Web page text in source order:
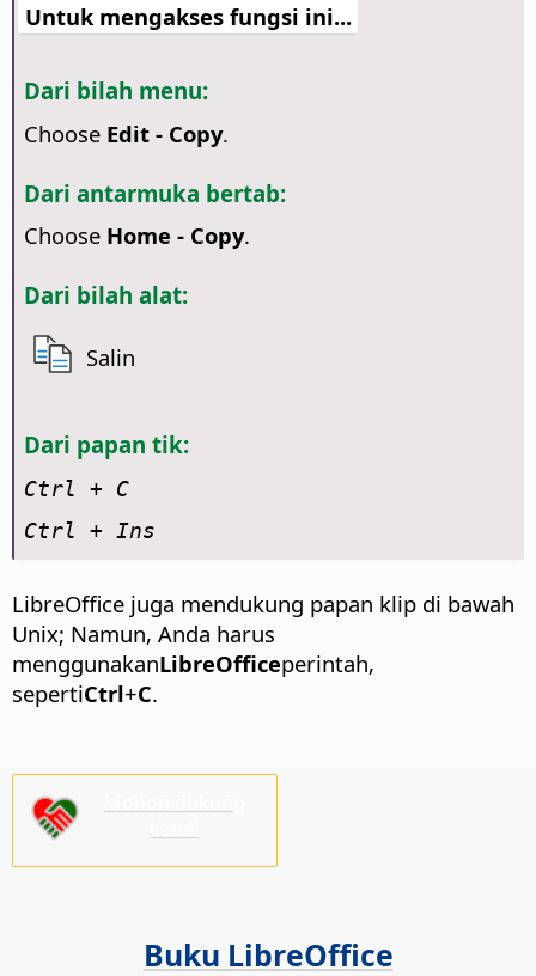
Untuk mengakses fungsi ini...
Dari bilah menu:
Choose Edit - Copy.
Dari antarmuka bertab:
Choose Home - Copy.
Dari bilah alat:
Salin
Dari papan tik:
Ctrl + C
Ctrl + Ins
LibreOffice juga mendukung papan klip di bawah
Unix; Namun, Anda harus
menggunakanLibreOfficeperintah,
sepertiCtrl+C.
Buku LibreOffice